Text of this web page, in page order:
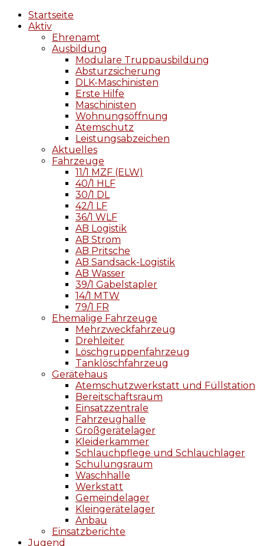
Startseite
Aktiv
Ehrenamt
Ausbildung
Modulare Truppausbildung
Absturzsicherung
DLK-Maschinisten
Erste Hilfe
Maschinisten
Wohnungsöffnung
Atemschutz
Leistungsabzeichen
Aktuelles
Fahrzeuge
11/1 MZF (ELW)
40/1 HLF
30/1 DL
42/1 LF
36/1 WLF
AB Logistik
AB Strom
AB Pritsche
AB Sandsack-Logistik
AB Wasser
39/1 Gabelstapler
14/1 MTW
79/1 FR
Ehemalige Fahrzeuge
Mehrzweckfahrzeug
Drehleiter
Löschgruppenfahrzeug
Tanklöschfahrzeug
Gerätehaus
Atemschutzwerkstatt und Füllstation
Bereitschaftsraum
Einsatzzentrale
Fahrzeughalle
Großgerätelager
Kleiderkammer
Schlauchpflege und Schlauchlager
Schulungsraum
Waschhalle
Werkstatt
Gemeindelager
Kleingerätelager
Anbau
Einsatzberichte
Jugend